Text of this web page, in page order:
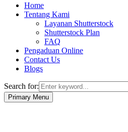
Home
Tentang Kami
Layanan Shutterstock
Shutterstock Plan
FAQ
Pengaduan Online
Contact Us
Blogs
Search for:
Primary Menu